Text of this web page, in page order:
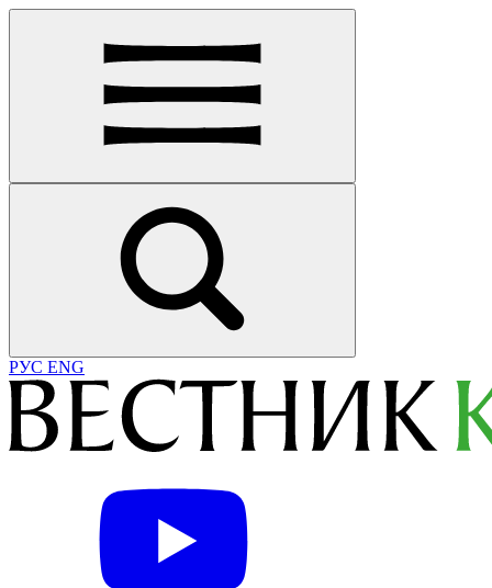
РУС ENG